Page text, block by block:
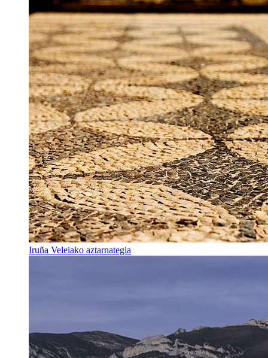
Iruña Veleiako aztarnategia